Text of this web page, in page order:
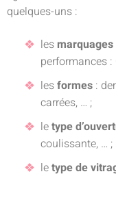
quelques-uns :
les
performances :
lesformes :
carrées, … ;
letype
coulissante, … ;
letype de